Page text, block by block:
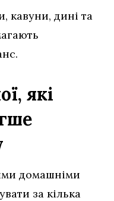
кавуни, дині та
які
домашніми
за кілька